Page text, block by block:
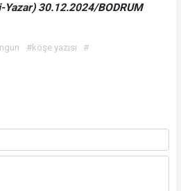
Yazar) 30.12.2024/BODRUM
#köşe yazısı #